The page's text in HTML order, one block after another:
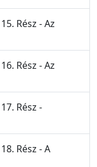
Rész - Az
Rész - Az
Rész -
Rész - A